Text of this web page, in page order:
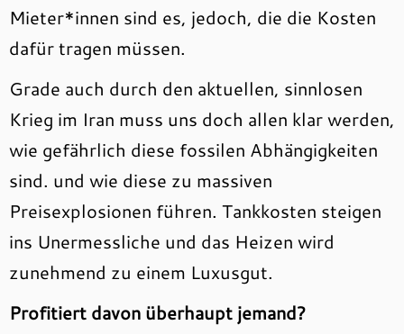
Mieter*innen sind es, jedoch, die die Kosten
dafür tragen müssen.
Grade auch durch den aktuellen, sinnlosen
Krieg im Iran muss uns doch allen klar werden,
wie gefährlich diese fossilen Abhängigkeiten
sind. und wie diese zu massiven
Preisexplosionen führen. Tankkosten steigen
ins Unermessliche und das Heizen wird
zunehmend zu einem Luxusgut.
Profitiert davon überhaupt jemand?